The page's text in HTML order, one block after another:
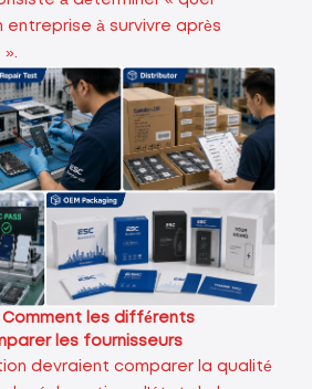
entreprise à survivre après
les différents
les fournisseurs
devraient comparer la qualité